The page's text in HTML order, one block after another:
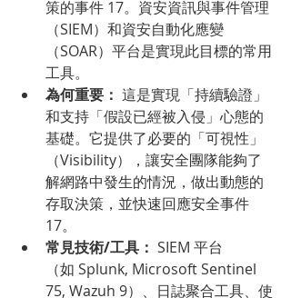
策的事件 17。資安資訊與事件管理
（SIEM）和資安自動化應變
（SOAR）平台是實現此目標的常用
工具。
為何重要： 這是實現「持續驗證」
和支持「假設已經被入侵」心態的
基礎。它提供了必要的「可視性」
（Visibility），讓安全團隊能夠了
解網路中發生的情況，做出動態的
存取決策，並快速回應安全事件
17。
常見技術/工具： SIEM 平台
（如 Splunk, Microsoft Sentinel
75, Wazuh 9）、日誌聚合工具、使